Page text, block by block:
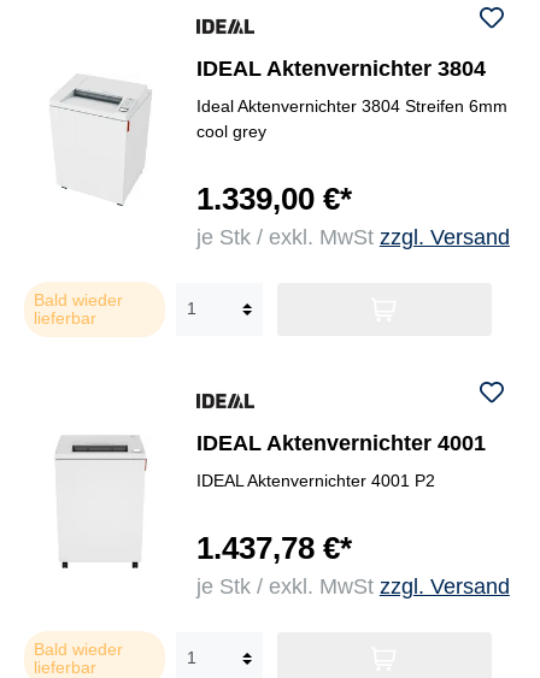
IDEAL Aktenvernichter 3804
Ideal Aktenvernichter 3804 Streifen 6mm
cool grey
1.339,00 €*
je Stk / exkl. MwSt zzgl. Versand
Bald wieder
lieferbar
IDEAL Aktenvernichter 4001
IDEAL Aktenvernichter 4001 P2
1.437,78 €*
je Stk / exkl. MwSt zzgl. Versand
Bald wieder
lieferbar